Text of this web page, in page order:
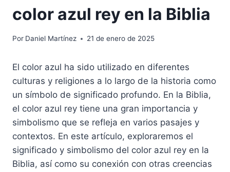
color azul rey en la Biblia
Por Daniel Martínez 21 de enero de 2025
El color azul ha sido utilizado en diferentes
culturas y religiones a lo largo de la historia como
un símbolo de significado profundo. En la Biblia,
el color azul rey tiene una gran importancia y
simbolismo que se refleja en varios pasajes y
contextos. En este artículo, exploraremos el
significado y simbolismo del color azul rey en la
Biblia, así como su conexión con otras creencias